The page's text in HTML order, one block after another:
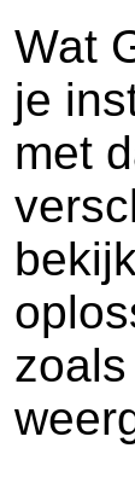
Wat
je
met